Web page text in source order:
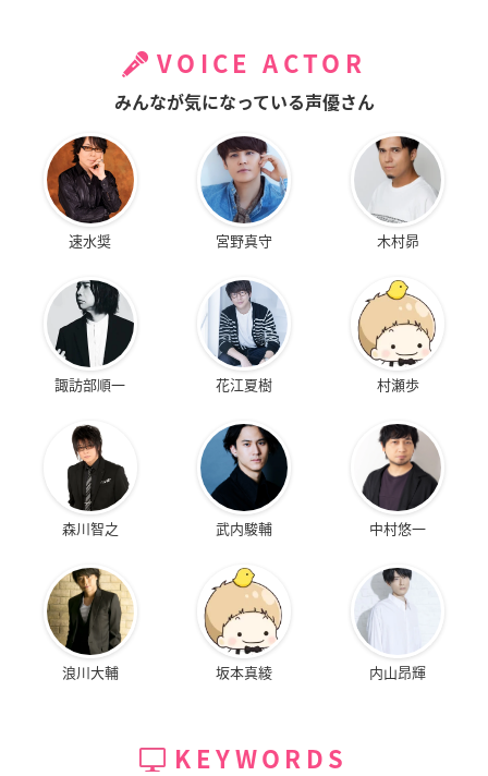
VOICE ACTOR
みんなが気になっている声優さん
速水奨 宮野真守 木村昴
諏訪部順一 花江夏樹 村瀬歩
森川智之 武内駿輔 中村悠一
浪川大輔 坂本真綾 内山昂輝
KEYWORDS